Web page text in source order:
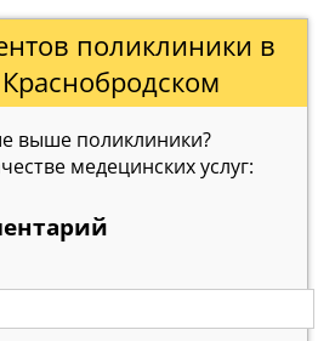
поликлиники в
выше поликлиники?
медецинских услуг: